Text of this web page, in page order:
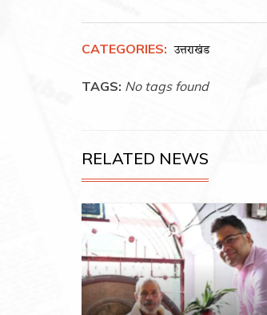
CATEGORIES: उत्तराखंड
TAGS: No tags found
RELATED NEWS